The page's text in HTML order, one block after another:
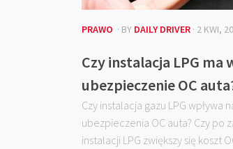
PRAWO · BY DAILY DRIVER · 2 KWI,
Czy instalacja LPG ma
ubezpieczenie OC
Czy instalacja gazu LPG wpływa
ubezpieczenia OC auta? Czy po
instalacji LPG zwiększy się koszt